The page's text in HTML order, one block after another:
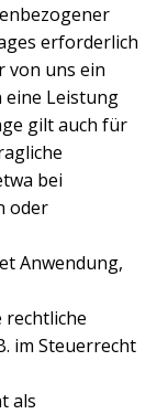
erforderlich
von uns ein
Leistung
gilt auch für
bei
oder
Anwendung,
im Steuerrecht
als